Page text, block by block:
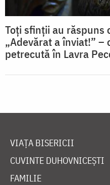
Toți sfinții au răspuns
„Adevărat a înviat!” –
petrecută în Lavra
VIAȚA BISERICII
CUVINTE DUHOVNICEȘTI
FAMILIE